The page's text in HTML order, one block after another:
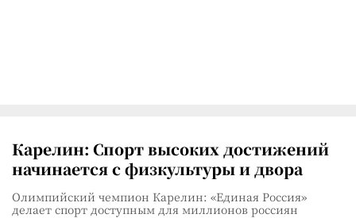
Карелин: Спорт высоких достижений
начинается с физкультуры и двора
Олимпийский чемпион Карелин: «Единая Россия»
делает спорт доступным для миллионов россиян